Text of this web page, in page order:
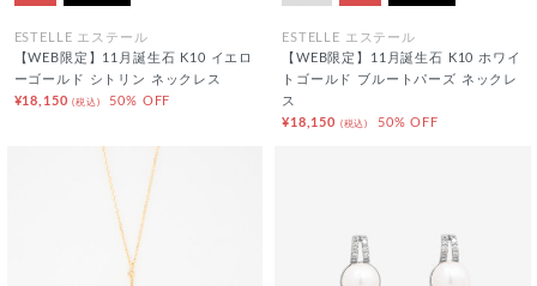
ESTELLE エステール
【WEB限定】11月誕生石 K10 イエロ
ーゴールド シトリン ネックレス
¥18,150(税込) 50% OFF
ESTELLE エステール
【WEB限定】11月誕生石 K10 ホワイ
トゴールド ブルートパーズ ネックレ
ス
¥18,150 (税込) 50% OFF